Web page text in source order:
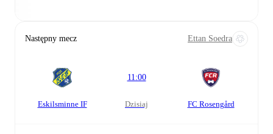
Następny mecz Ettan Soedra
Eskilsminne IF
11:00
dzisiaj FC Rosengård